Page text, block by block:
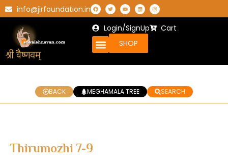
info@jirfoundation.in
Login/SignUp
Cart
SHOP
BACK MEGHAMALA TREE SEARCH
Thirumozhi 7-9